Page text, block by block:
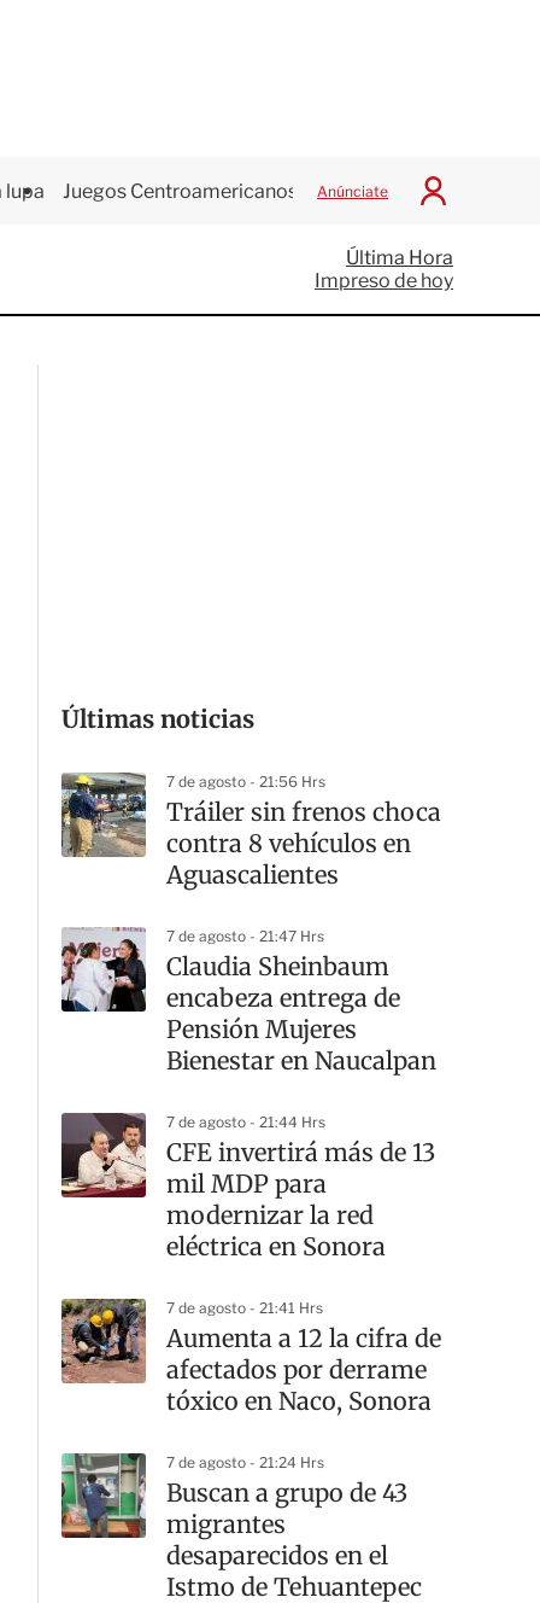
lupa Juegos Centroamericanos Anúnciate
I
c
i
a
Última Hora
Impreso de hoy
Últimas noticias
7 de agosto - 21:56 Hrs
Tráiler sin frenos choca
contra 8 vehículos en
Aguascalientes
7 de agosto - 21:47 Hrs
Claudia Sheinbaum
encabeza entrega de
Pensión Mujeres
Bienestar en Naucalpan
7 de agosto - 21:44 Hrs
CFE invertirá más de 13
mil MDP para
modernizar la red
eléctrica en Sonora
7 de agosto - 21:41 Hrs
Aumenta a 12 la cifra de
afectados por derrame
tóxico en Naco, Sonora
7 de agosto - 21:24 Hrs
Buscan a grupo de 43
migrantes
desaparecidos en el
Istmo de Tehuantepec